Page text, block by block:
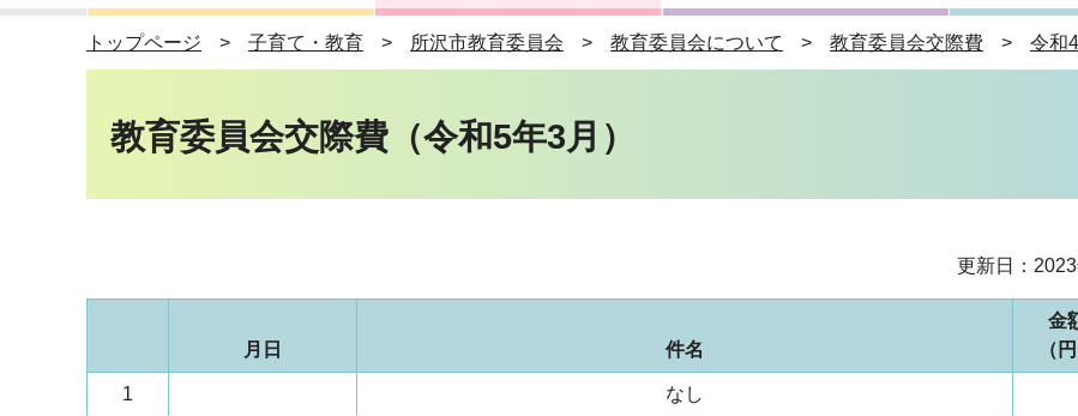
トップページ 子育て・教育 所沢市教育委員会 教育委員会について 教育委員会交際費 令和
教育委員会交際費（令和5年3月）
更新日：
月日 件名
金
（円
1 なし